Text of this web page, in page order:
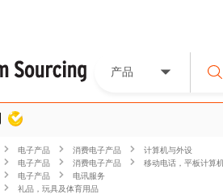
产品
电子产品 消费电子产品
计算机与外设
电子产品 消费电子产品
移动电话，平板计算
电子产品
电讯服务
礼品，玩具及体育用品